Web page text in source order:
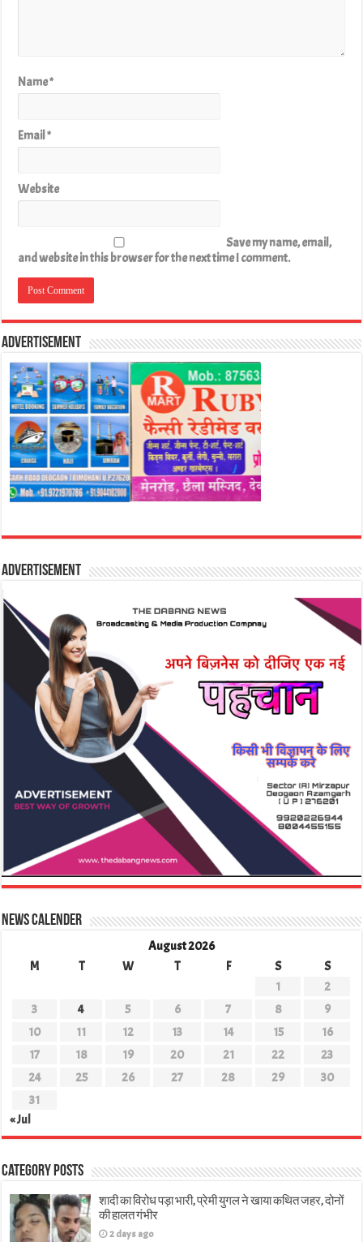
Name*
Email*
Website
Save my name, email,
and website in this browser for the next time I comment.
Advertisement
Advertisement
News Calender
August 2026
M
T W T F S
S
1
2
3
4 5 6 7 8
9
10
11 12 13 14 15
16
17
18 19 20 21 22
23
24
25 26 27 28 29
30
31
« Jul
Category Posts
शादी का विरोध पड़ा भारी, प्रेमी युगल ने खाया कथित जहर, दोनों
की हालत गंभीर
2 days ago